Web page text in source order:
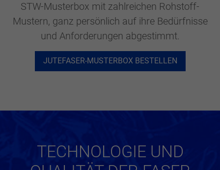
STW-Musterbox mit zahlreichen Rohstoff-
Mustern, ganz persönlich auf ihre Bedürfnisse
und Anforderungen abgestimmt.
JUTEFASER-MUSTERBOX BESTELLEN
TECHNOLOGIE UND